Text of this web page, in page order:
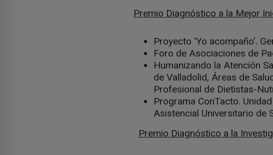
Premio Diagnóstico a la Mejor
Proyecto ‘Yo acompaño’.
Foro de Asociaciones de
Humanizando la Atención
de Valladolid, Áreas de
Profesional de Dietistas-
Programa ConTacto.
Asistencial Universitario de
Premio Diagnóstico a la